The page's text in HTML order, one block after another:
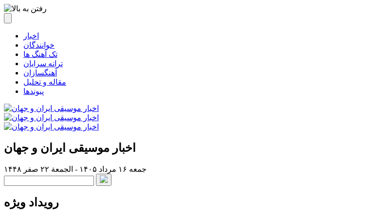
اخبار
خوانندگان
تک آهنگ ها
ترانه سرایان
آهنگسازان
مقاله و تحلیل
پیوندها
اخبار موسیقی ایران و جهان
جمعه ۱۶ مرداد ۱۴۰۵ - الجمعة ۲۲ صفر ۱۴۴۸
رویداد ویژه